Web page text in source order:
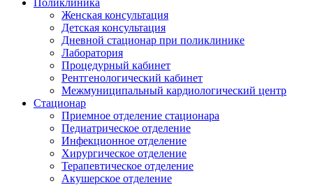
Поликлиника
Женская консультация
Детская консультация
Дневной стационар при поликлинике
Лаборатория
Процедурный кабинет
Рентгенологический кабинет
Межмуниципальный кардиологический центр
Стационар
Приемное отделение стационара
Педиатрическое отделение
Инфекционное отделение
Хирургическое отделение
Терапевтическое отделение
Акушерское отделение